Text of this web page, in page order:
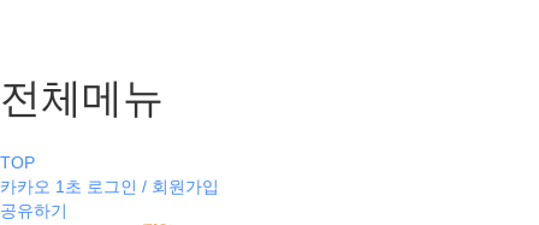
전체메뉴
TOP
카카오 1초 로그인 / 회원가입
공유하기